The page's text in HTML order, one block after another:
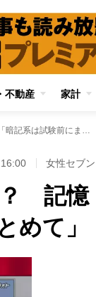
不動産 家計
50才からの資格取得、どう勉強する？ 記憶力衰えるので「暗記系は試験前にまとめて」
女性セブン
？ 記憶
めて」